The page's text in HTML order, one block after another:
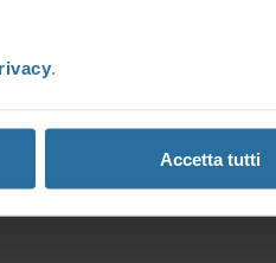
.
Accetta tutti
manage/knowledgebase/335